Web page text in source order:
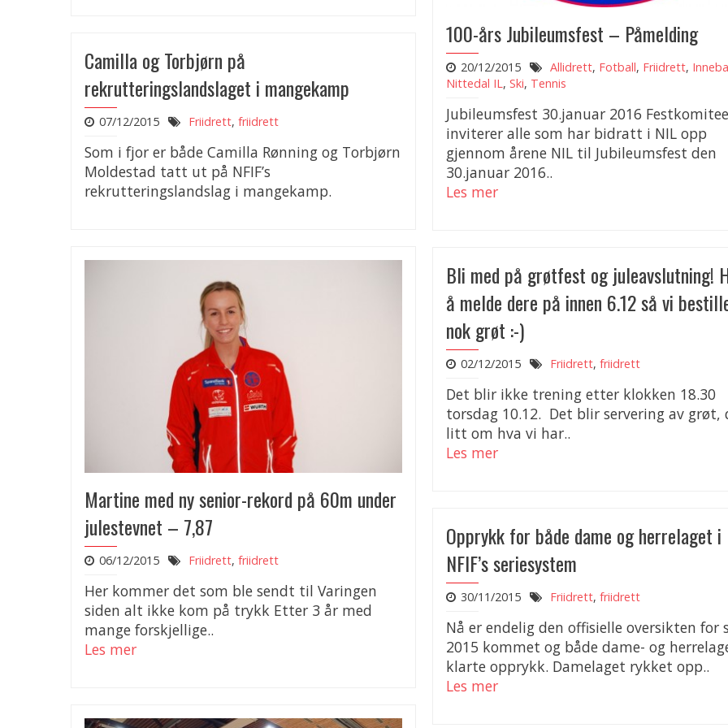
100-års Jubileumsfest – Påmelding
20/12/2015 Allidrett, Fotball, Friidrett,
Nittedal IL, Ski, Tennis
Jubileumsfest 30.januar 2016
inviterer alle som har bidratt i NIL opp
gjennom årene NIL til Jubileumsfest den
30.januar 2016..
Les mer
Camilla og Torbjørn på
rekrutteringslandslaget i mangekamp
07/12/2015 Friidrett, friidrett
Som i fjor er både Camilla Rønning og Torbjørn
Moldestad tatt ut på NFIF’s
rekrutteringslandslag i mangekamp.
Martine med ny senior-rekord på 60m under
julestevnet – 7,87
06/12/2015 Friidrett, friidrett
Her kommer det som ble sendt til Varingen
siden alt ikke kom på trykk Etter 3 år med
mange forskjellige..
Les mer
Bli med på grøtfest og juleavslutning!
å melde dere på innen 6.12 så vi
nok grøt :-)
02/12/2015 Friidrett, friidrett
Det blir ikke trening etter klokken 18.30
torsdag 10.12. Det blir servering av grøt,
litt om hva vi har..
Les mer
Opprykk for både dame og herrelaget i
NFIF’s seriesystem
30/11/2015 Friidrett, friidrett
Nå er endelig den offisielle oversikten for
2015 kommet og både dame- og
klarte opprykk. Damelaget rykket opp..
Les mer